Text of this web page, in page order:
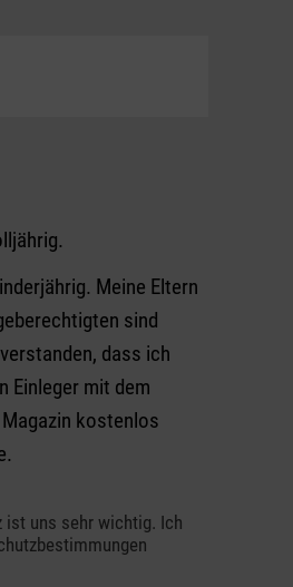
Meine Eltern
sind
dass ich
Einleger mit dem
kostenlos